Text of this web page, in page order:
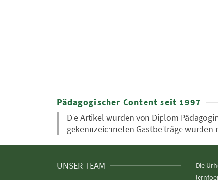
Pädagogischer Content seit 1997
Die Artikel wurden von Diplom
gekennzeichneten Gastbeiträge
UNSER TEAM
Die